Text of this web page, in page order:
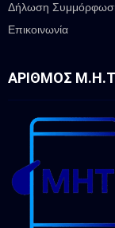
Δήλωση
Επικοινωνία
ΑΡΙΘΜΌΣ Μ.Η.Τ.